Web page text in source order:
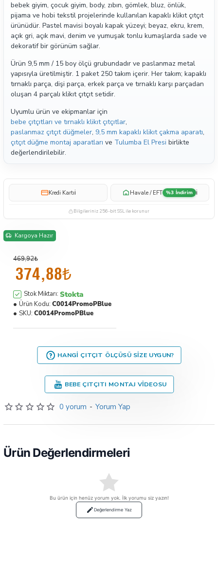
bebek giyim, çocuk giyim, body, zıbın, gömlek, bluz, önlük,
pijama ve hobi tekstil projelerinde kullanılan kapaklı klikıt çıtçıt
ürünüdür. Pastel mavisi boyalı kapak yüzeyi; beyaz, ekru, krem,
açık gri, açık mavi, denim ve yumuşak tonlu kumaşlarda sade ve
dekoratif bir görünüm sağlar.
Ürün 9,5 mm / 15 boy ölçü grubundadır ve paslanmaz metal
yapısıyla üretilmiştir. 1 paket 250 takım içerir. Her takım; kapaklı
tırnaklı parça, dişi parça, erkek parça ve tırnaklı karşı parçadan
oluşan 4 parçalı klikıt çıtçıt setidir.
Uyumlu ürün ve ekipmanlar için
bebe çıtçıtları ve tırnaklı klikıt çıtçıtlar,
paslanmaz çıtçıt düğmeler, 9,5 mm kapaklı klikıt çakma aparatı,
çıtçıt düğme montaj aparatları ve Tulumba El Presi birlikte
değerlendirilebilir.
Kredi Kartıi Havale / EFT %3 İndirim i
Bilgileriniz 256-bit SSL ile korunur
Kargoya Hazır
0 yorum - Yorum Yap
374,88₺
469,92₺
Stok Miktarı: Stokta
Ürün Kodu: C0014PromoPBlue
SKU: C0014PromoPBlue
HANGI ÇITÇIT ÖLÇÜSÜ SIZE UYGUN?
BEBE ÇITÇITI MONTAJ VIDEOSU
Ürün Değerlendirmeleri
Bu ürün için henüz yorum yok. İlk yorumu siz yazın!
Değerlendirme Yaz